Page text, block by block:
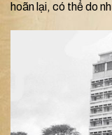
hoãn lại, có thể do